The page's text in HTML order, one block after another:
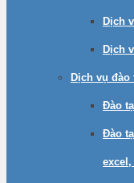
Dịch
Dịch
Dịch vụ đào
Đào
Đào